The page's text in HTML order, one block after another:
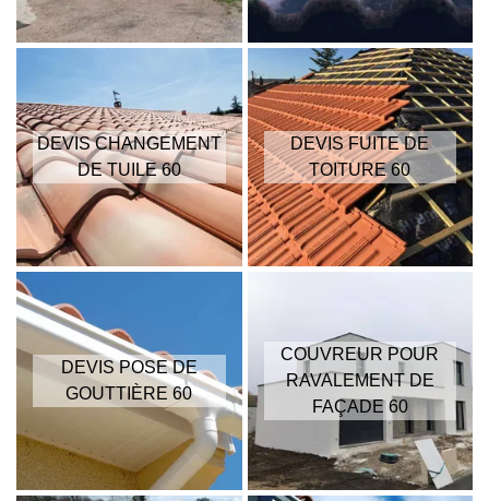
DEVIS CHANGEMENT
DE TUILE 60
DEVIS FUITE DE
TOITURE 60
DEVIS POSE DE
GOUTTIÈRE 60
COUVREUR POUR
RAVALEMENT DE
FAÇADE 60